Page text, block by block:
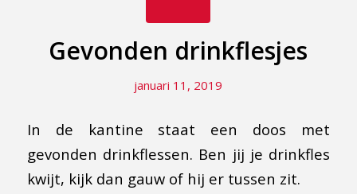
Gevonden drinkflesjes
januari 11, 2019
In de kantine staat een doos met
gevonden drinkflessen. Ben jij je drinkfles
kwijt, kijk dan gauw of hij er tussen zit.